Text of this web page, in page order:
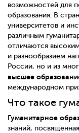
возможностей для
образования. В
университетов и
различным
отличаются
и разнообразием
России, но и из
высшее
международном
Что такое
Гуманитарное
знаний,